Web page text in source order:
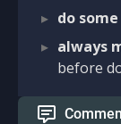
do
always
before